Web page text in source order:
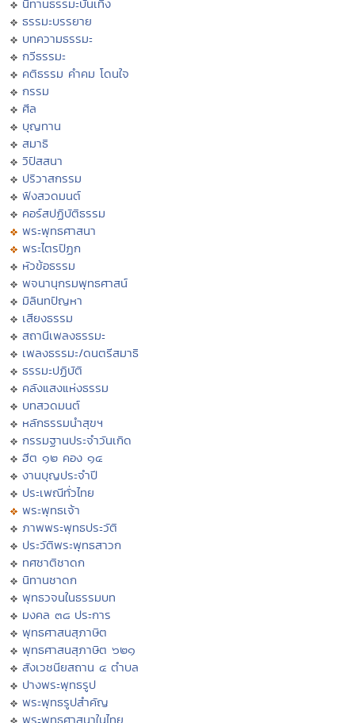
นิทานธรรมะบันเทิง
ธรรมะบรรยาย
บทความธรรมะ
กวีธรรมะ
คติธรรม คำคม โดนใจ
กรรม
ศีล
บุญทาน
สมาธิ
วิปัสสนา
ปริวาสกรรม
ฟังสวดมนต์
คอร์สปฏิบัติธรรม
พระพุทธศาสนา
พระไตรปิฏก
หัวข้อธรรม
พจนานุกรมพุทธศาสน์
มิลินทปัญหา
เสียงธรรม
สถานีเพลงธรรมะ
เพลงธรรมะ/ดนตรีสมาธิ
ธรรมะปฏิบัติ
คลังแสงแห่งธรรม
บทสวดมนต์
หลักธรรมนำสุขฯ
กรรมฐานประจำวันเกิด
ฮีต ๑๒ คอง ๑๔
งานบุญประจำปี
ประเพณีทั่วไทย
พระพุทธเจ้า
ภาพพระพุทธประวัติ
ประวัติพระพุทธสาวก
ทศชาติชาดก
นิทานชาดก
พุทธวจนในธรรมบท
มงคล ๓๘ ประการ
พุทธศาสนสุภาษิต
พุทธศาสนสุภาษิต ๖๒๑
สังเวชนียสถาน ๔ ตำบล
ปางพระพุทธรูป
พระพุทธรูปสำคัญ
พระพุทธศาสนาในไทย